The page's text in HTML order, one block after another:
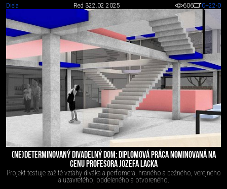
Diela Red 322.02.2025 606 0+22-0
(NE)DETERMINOVANÝ DIVADELNÝ DOM: DIPLOMOVÁ PRÁCA NOMINOVANÁ NA
CENU PROFESORA JOZEFA LACKA
Projekt testuje zažité vzťahy diváka a perfomera, hraného a bežného, verejného
a uzavretého, oddeleného a otvoreného.